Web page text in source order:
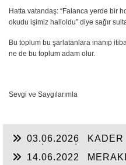
Hatta vatandaş: “Falanca yerde bir
okudu işimiz halloldu” diye sağır
Bu toplum bu şarlatanlara inanıp
ne de bu toplum adam olur.
Sevgi ve Saygılarımla
03.06.2026
KADER
14.06.2022